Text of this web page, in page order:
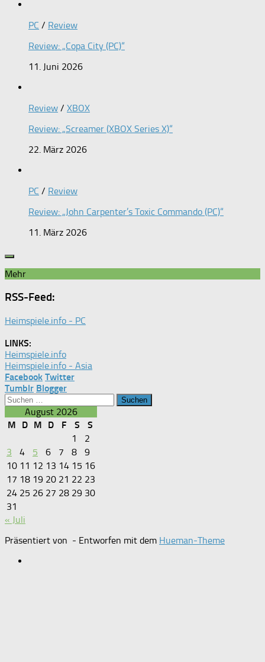
PC / Review
Review: „Copa City (PC)“
11. Juni 2026
Review / XBOX
Review: „Screamer (XBOX Series X)“
22. März 2026
PC / Review
Review: „John Carpenter’s Toxic Commando (PC)“
11. März 2026
Mehr
RSS-Feed:
Heimspiele.info - PC
LINKS:
Heimspiele.info
Heimspiele.info - Asia
Facebook Twitter
Tumblr Blogger
Suchen
nach:August 2026
M
D M D F S
S
1
2
3
4 5 6 7 8
9
10 11 12 13 14 15 16
17 18 19 20 21 22 23
24 25 26 27 28 29 30
31
« Juli
Präsentiert von - Entworfen mit dem Hueman-Theme